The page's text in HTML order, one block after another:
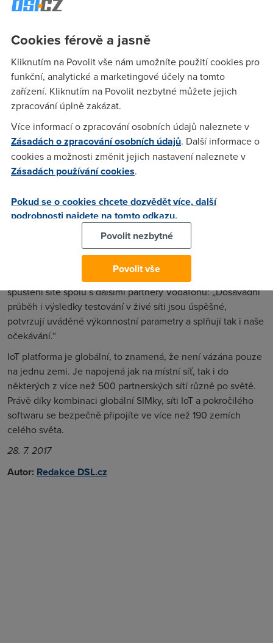
Jde o mobilní technologii, která se podobá LTE. Byla
vytvořená speciálně pro potřeby LPWA a nabízí o 20dB
silnější pokrytí. Abyste měli představu: To je sedmkrát lepší
než s GSM. Má nízké náklady na zařízení a přitom je stejně
bezpečná jako LTE.
Fáze testování
Testování začalo v Praze Stodůlkách a pak pokračovalo do
dalších předem zvolených lokalit. Pro tyto účely v nich byla
nabízet ty nejlepší služby je pro nás využití moderních
technologií a jejich rychlá implementace do konkrétních
produktů nezbytností. Z toho důvodu jsme také přivítali
možnost testování NB-IoT,“ říká Aleš Krutina, technický
ředitel společnosti Jablotron, která je předním tuzemským
výrobcem zabezpečovací techniky a spolupracuje na
spuštění sítě spolu s dalšími partnery Vodafonu: „Dosavadní
průběh i výsledky testování v živé síti jsou úspěšné,
potvrzují uváděné výkonnostní parametry a splňují tak i naše
očekávání.“
IoT platforma je globální, to znamená, že není vázána pouze
na jednu zemi. Je napojená jak na místní síť, tak i do
některých z více než 500 partnerských sítí různě po světě.
Právě díky kombinaci globální SIMky, síti IoT a pokročilého
softwaru se bezpečně připojíte ve více než 190 zemích
celého světa.
28. 7. 2017
Autor: Redakce DSL.cz
Cookies férově a jasně
Kliknutím na Povolit vše nám umožníte použití cookies pro
funkční, analytické a marketingové účely na tomto
zařízení. Kliknutím na Povolit nezbytné můžete jejich
zpracování úplně zakázat.
Více informací o zpracování osobních údajů naleznete v
Zásadách o zpracování osobních údajů. Další informace o
cookies a možnosti změnit jejich nastavení naleznete v
Zásadách používání cookies.
Pokud se o cookies chcete dozvědět více, další
podrobnosti najdete na tomto odkazu.
Povolit nezbytné
Povolit vše